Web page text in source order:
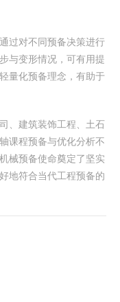
过对不同预备决策进行
与变形情况，可有用提
量化预备理念，有助于
、建筑装饰工程、土石
课程预备与优化分析不
械预备使命奠定了坚实
地符合当代工程预备的